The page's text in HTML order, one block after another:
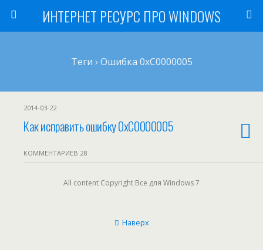
ИНТЕРНЕТ РЕСУРС ПРО WINDOWS
Теги › Ошибка 0xC0000005
2014-03-22
Как исправить ошибку 0xC0000005
КОММЕНТАРИЕВ 28
All content Copyright Все для Windows 7
Наверх